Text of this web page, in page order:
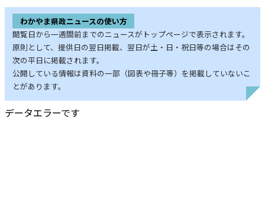
わかやま県政ニュースの使い方
閲覧日から一週間前までのニュースがトップページで表示されます。
原則として、提供日の翌日掲載、翌日が土・日・祝日等の場合はその
次の平日に掲載されます。
公開している情報は資料の一部（図表や冊子等）を掲載していないこ
とがあります。
データエラーです